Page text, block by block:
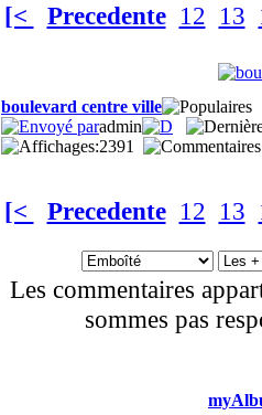
[< Precedente 12 13
boulevard centre ville
admin
2391
[< Precedente 12 13
Les commentaires
sommes pas